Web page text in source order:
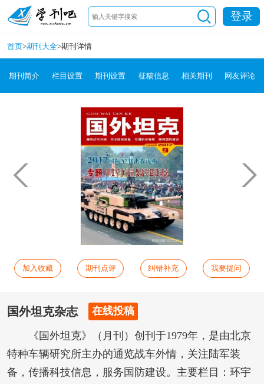
登录
首页>期刊大全>期刊详情
期刊简介 栏目设置 期刊设置 征稿信息 相关期刊 网友评论
加入收藏 期刊点评 纠错补充 我要提问
国外坦克杂志 在线投稿
《国外坦克》（月刊）创刊于1979年，是由北京
特种车辆研究所主办的通览战车外情，关注陆军装
备，传播科技信息，服务国防建设。主要栏目：环宇